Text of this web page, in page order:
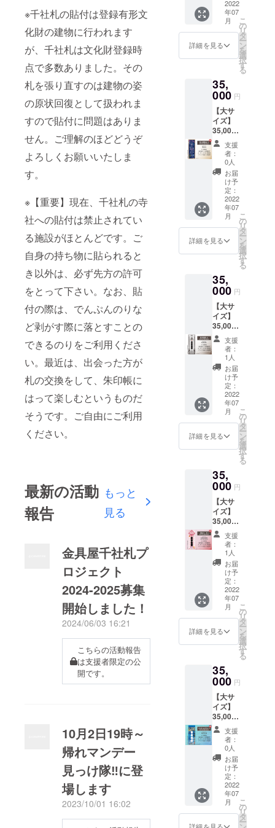
※千社札の貼付は登録有形文
化財の建物に行われます
が、千社札は文化財登録時
点で多数ありました。その
札を張り直すのは建物の姿
の原状回復として扱われま
すので貼付に問題はありま
せん。ご理解のほどどうぞ
よろしくお願いいたしま
す。
※【重要】現在、千社札の寺
社への貼付は禁止されてい
る施設がほとんどです。ご
自身の持ち物に貼られると
き以外は、必ず先方の許可
をとって下さい。なお、貼
付の際は、でんぷんのりな
ど剥がす際に落とすことの
できるのりをご利用くださ
い。最近は、出会った方が
札の交換をして、朱印帳に
はって楽しむというものだ
そうです。ご自由にご利用
ください。
最新の活動
報告
もっと
見る
金具屋千社札プ
ロジェクト
2024-2025募集
開始しました！
2024/06/03 16:21
こちらの活動報告
は支援者限定の公
開です。
10月2日19時～
帰れマンデー
見っけ隊‼に登
場します
2023/10/01 16:02
いただ
きま
す。 ・
千社札
は支援
で、出
来上が
りによ
る返
品・返
金など
には応
じられ
ません
のでご
了承く
ださ
い。
きませ
ん。 ・
廊下へ
の貼付
の為、
材、ロ
ケなど
で映り
込む場
合があ
りま
す。勝
手なが
らご支
援＝ご
許諾と
させて
いただ
きま
す。 ・
千社札
は支援
で、出
来上が
りによ
る返
品・返
金など
には応
じられ
ません
のでご
了承く
ださ
い。
と別の
名入れ
をする
場合
は、事
由を備
考欄に
下さ
い。 ・
公序良
俗に反
する文
字につ
いては
制作で
きませ
ん。 ・
廊下へ
の貼付
の為、
千社札
が金具
屋の取
材、ロ
合があ
りま
す。勝
手なが
らご支
援＝ご
許諾と
させて
いただ
きま
す。 ・
千社札
は支援
の御礼
となり
ますの
で、出
品・返
金など
には応
じられ
ません
のでご
了承く
ださ
い。
なく連
名、会
社名、
団体名
も可能
です。
ただ
人とは
無関係
な著名
人や著
作権に
かかる
名前は
不可と
させて
いただ
きま
す。 ・
ギフト
などで
ご本人
と別の
名入れ
をする
場合
由を備
考欄に
ご記載
下さ
い。 ・
公序良
俗に反
する文
字につ
いては
制作で
きませ
ん。 ・
廊下へ
の貼付
の為、
千社札
ケなど
で映り
込む場
合があ
りま
す。勝
手なが
らご支
援＝ご
許諾と
させて
いただ
きま
す。 ・
千社札
は支援
の御礼
来上が
りによ
る返
品・返
金など
には応
じられ
ません
のでご
了承く
ださ
い。
の無い
よう
メール
アドレ
ス、お
電話番
入力く
ださ
い。 ・
個人名
だけで
なく連
名、会
社名、
団体名
も可能
です。
ただ
し、本
人とは
無関係
な著名
人や著
作権に
かかる
不可と
させて
いただ
きま
す。 ・
ギフト
などで
ご本人
と別の
名入れ
をする
場合
は、事
由を備
考欄に
ご記載
下さ
い。 ・
公序良
する文
字につ
いては
制作で
きませ
ん。 ・
廊下へ
の貼付
の為、
千社札
が金具
屋の取
材、ロ
ケなど
で映り
込む場
合があ
らご支
援＝ご
許諾と
させて
いただ
きま
す。 ・
千社札
は支援
の御礼
となり
ますの
で、出
来上が
りによ
る返
※ご注意
事項 ・
名入れ
ザイン
のやり
いたし
ますの
で、お
間違え
の無い
よう
メール
アドレ
ス、お
電話番
号をご
入力く
ださ
い。 ・
個人名
だけで
なく連
名、会
社名、
も可能
です。
ただ
し、本
人とは
無関係
な著名
人や著
作権に
かかる
名前は
不可と
させて
いただ
きま
す。 ・
ギフト
などで
ご本人
名入れ
をする
場合
は、事
由を備
考欄に
ご記載
下さ
い。 ・
公序良
俗に反
する文
字につ
いては
制作で
きませ
ん。 ・
廊下へ
の貼付
千社札
が金具
屋の取
材、ロ
ケなど
で映り
込む場
合があ
りま
す。勝
手なが
らご支
援＝ご
許諾と
させて
いただ
きま
認して
いただ
きま
- デザイ
ナー：
画家。
「氷室
の天地
Fate/sc
hool
life」を
連載
中。大
人気
Fateの4
コマ世
界線。8
巻にて
主人公
たちが
を訪れ
るエピ
があり
ます。
詳しく
描かれ
ており
ますの
でぜひ
ご覧く
ださ
い。 ※
ご注意
事項 ・
名入れ
時にデ
ザイン
のやり
取りを
いたし
ますの
間違え
の無い
よう
メール
アドレ
ス、お
電話番
号をご
入力く
ださ
い。 ・
個人名
だけで
なく連
名、会
社名、
団体名
も可能
です。
し、本
人とは
無関係
な著名
人や著
作権に
かかる
名前は
不可と
させて
いただ
きま
す。 ・
ギフト
などで
ご本人
と別の
名入れ
文字を
指定し
さい
※※※※※※
※※※※※
名入れ
は肩書
をいれ
たり連
名にす
ること
も可能
です。
製作前
にデー
タで確
認して
いただ
きま
- デザイ
ナー：
き。渋
響やシ
ブニウ
ミ画展
で渋温
泉とは
10年来
のおつ
きあ
い。毎
年大型
作品を
渋温泉
に滞在
して制
いま
す。 ※
事項 ・
名入れ
時にデ
ザイン
のやり
取りを
いたし
ますの
で、お
間違え
の無い
よう
メール
アドレ
ス、お
電話番
号をご
入力く
ださ
個人名
だけで
なく連
名、会
社名、
団体名
も可能
です。
ただ
し、本
人とは
無関係
な著名
人や著
作権に
かかる
名前は
前入り
札大・
中・小
を各4枚
ご住所
中・小
を各1枚
をご住
所に送
付
※※※※※※
※※※※※※
※※※※※※
※※※※※
必ず
【備考
欄】に
名入れ
文字を
指定し
さい
※※※※※※
※※※※※
名入れ
は肩書
をいれ
たり連
名にす
ること
も可能
です。
製作前
にデー
タで確
認して
いただ
きま
- デザイ
ナー：
家、イ
ラスト
レー
ター。
渋響に
ご出演
以来、
何度も
渋温泉
に来て
いただ
いてい
る通称
「ピカ
チュー
です。
石巻市
活躍
中！ ※
ご注意
事項 ・
名入れ
時にデ
ザイン
のやり
取りを
いたし
ますの
で、お
間違え
の無い
よう
メール
アドレ
ン。
『ご支
援御
礼』 オ
リジナ
作 金具
屋に1年
間貼付
貼付場
所：金
具屋1階
廊下
（場所
の指定
はでき
ませ
ん） 名
前入り
札大・
中・小
を各4枚
ご住所
中・小
を各1枚
をご住
所に送
付
※※※※※※
※※※※※※
※※※※※※
※※※※※
必ず
【備考
欄】に
名入れ
文字を
指定し
さい
※※※※※※
※※※※※
名入れ
は肩書
をいれ
たり連
名にす
ること
も可能
です。
製作前
にデー
タで確
認して
いただ
きま
- デザイ
ナー：
文化研
究家、
平成レ
トロ提
唱者。
全国の
ファン
シー絵
土産の
収集
（保護
活動）
を行っ
てい
る。音
貼付 貼
付札寸
法：約
幅
70mm
縦
192mm
金具屋
廊下に
ならぶ
優しい
あかり
の提灯
をデザ
イン。
みなさ
んの
日々が
喜びで
溢れま
すよう
に。
『ご支
援御
れ千社
札の製
作 金具
屋に1年
間貼付
貼付場
所：金
具屋1階
廊下
（場所
の指定
はでき
ませ
ん） 名
前入り
札大・
中・小
を各4枚
空欄札
大・
中・小
を各1枚
をご住
所に送
付
※※※※※※
※※※※※※
※※※※※※
※※※※※
必ず
【備考
欄】に
名入れ
指定し
てくだ
※※※※※※
※※※※※※
※※※※※
名入れ
は肩書
をいれ
たり連
名にす
ること
も可能
です。
製作前
にデー
タで確
認して
2022
年07
月
詳細を見る
こ
の
リ
タ
ー
ン
を
選
択
す
る
35,
000 円
【大サ
イズ】
35,000
円 千社
札【君
と愛愛
傘】大
サイズ
貼付 貼
付札寸
法：約
70mm
縦
192mm
概要：
並んだ
君との
名前に
りさ画
伯がい
たずら
らくが
き。相
合傘…
これ相
傘？？
『ご支
援御
礼』 オ
リジナ
ル名入
屋に1年
間貼付
貼付場
所：金
具屋1階
廊下
（場所
の指定
はでき
ませ
ん） 名
前入り
札大・
中・小
を各4枚
ご住所
に送付
を各1枚
をご住
所に送
付
※※※※※※
※※※※※※
※※※※※※
※※※※※
必ず
【備考
欄】に
名入れ
文字を
指定し
てくだ
支援
者：
0人
お届
け予
定：
2022
年07
月
詳細を見る
こ
の
リ
タ
ー
ン
を
選
択
す
る
35,
000 円
【大サ
イズ】
35,000
円 千社
札【音
泉温
楽】大
サイズ
貼付 貼
付札寸
法：約
70mm
縦
192mm
概要：
2009年
より毎
年開催
されて
いる音
楽イベ
ント音
泉温楽
の公式
デザイ
ン札。
ご支援
金の一
部は音
泉温楽
の運営
に使用
援御
礼』 オ
リジナ
ル名入
れ千社
札の製
作 金具
屋に1年
間貼付
貼付場
所：金
具屋1階
廊下
（場所
の指定
はでき
支援
者：
1人
お届
け予
定：
2022
年07
月
詳細を見る
こ
の
リ
タ
ー
ン
を
選
択
す
る
35,
000 円
【大サ
イズ】
35,000
円 千社
札【流
紋の、
朱】大
サイズ
貼付 貼
付札寸
法：約
70mm
縦
192mm
概要：
屋』の
オリジ
ナルロ
ゴをメ
イン
に、祀
られて
いる九
頭龍と
おつい
たちに
供える
卵の紋
章を背
景に、
館内の
意匠、
支援
者：
1人
お届
け予
定：
2022
年07
月
詳細を見る
こ
の
リ
タ
ー
ン
を
選
択
す
る
35,
000 円
【大サ
イズ】
35,000
円 千社
札【金
具屋レ
トロパ
ンフ】
大サイ
ズ貼付
貼付札
寸法：
約 幅
70mm
支援
者：
0人
お届
け予
定：
2022
年07
月
こ
の
リ
タ
ー